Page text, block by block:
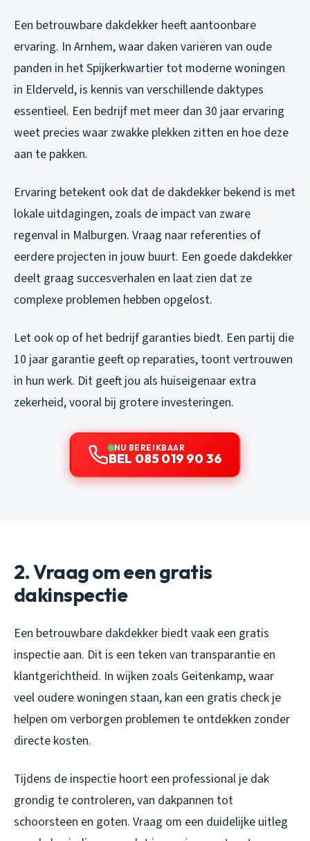
Een betrouwbare dakdekker heeft aantoonbare
ervaring. In Arnhem, waar daken variëren van oude
panden in het Spijkerkwartier tot moderne woningen
in Elderveld, is kennis van verschillende daktypes
essentieel. Een bedrijf met meer dan 30 jaar ervaring
weet precies waar zwakke plekken zitten en hoe deze
aan te pakken.
Ervaring betekent ook dat de dakdekker bekend is met
lokale uitdagingen, zoals de impact van zware
regenval in Malburgen. Vraag naar referenties of
eerdere projecten in jouw buurt. Een goede dakdekker
deelt graag succesverhalen en laat zien dat ze
complexe problemen hebben opgelost.
Let ook op of het bedrijf garanties biedt. Een partij die
10 jaar garantie geeft op reparaties, toont vertrouwen
in hun werk. Dit geeft jou als huiseigenaar extra
zekerheid, vooral bij grotere investeringen.
NU BEREIKBAAR
BEL 085 019 90 36
2. Vraag om een gratis
dakinspectie
Een betrouwbare dakdekker biedt vaak een gratis
inspectie aan. Dit is een teken van transparantie en
klantgerichtheid. In wijken zoals Geitenkamp, waar
veel oudere woningen staan, kan een gratis check je
helpen om verborgen problemen te ontdekken zonder
directe kosten.
Tijdens de inspectie hoort een professional je dak
grondig te controleren, van dakpannen tot
schoorsteen en goten. Vraag om een duidelijke uitleg